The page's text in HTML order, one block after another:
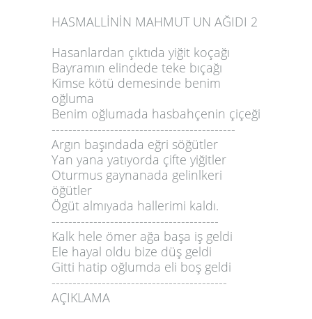
HASMALLİNİN MAHMUT UN AĞIDI 2
Hasanlardan çıktıda yiğit koçağı
Bayramın elindede teke bıçağı
Kimse kötü demesinde benim
oğluma
Benim oğlumada hasbahçenin çiçeği
--------------------------------------------
Argın başındada eğri söğütler
Yan yana yatıyorda çifte yiğitler
Oturmus gaynanada gelinlkeri
öğütler
Ögüt almıyada hallerimi kaldı.
----------------------------------------
Kalk hele ömer ağa başa iş geldi
Ele hayal oldu bize düş geldi
Gitti hatip oğlumda eli boş geldi
------------------------------------------
AÇIKLAMA